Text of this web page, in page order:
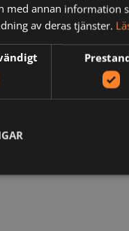
från axel till
med annan information
av deras tjänster.